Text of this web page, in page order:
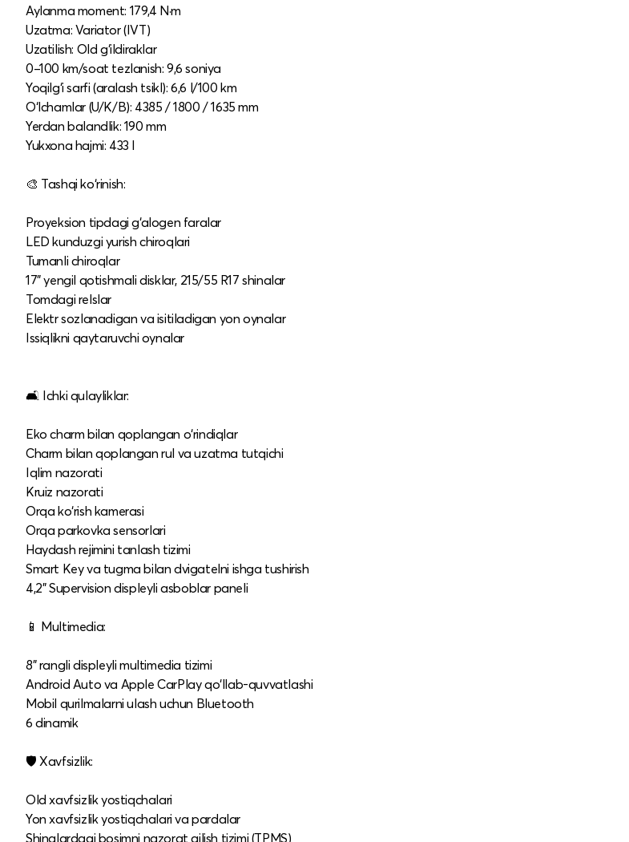
Aylanma moment: 179,4 N·m
Uzatma: Variator (IVT)
Uzatilish: Old g‘ildiraklar
0–100 km/soat tezlanish: 9,6 soniya
Yoqilg‘i sarfi (aralash tsikl): 6,6 l/100 km
O‘lchamlar (U/K/B): 4385 / 1800 / 1635 mm
Yerdan balandlik: 190 mm
Yukxona hajmi: 433 l
🎨 Tashqi ko‘rinish:
Proyeksion tipdagi g‘alogen faralar
LED kunduzgi yurish chiroqlari
Tumanli chiroqlar
17" yengil qotishmali disklar, 215/55 R17 shinalar
Tomdagi relslar
Elektr sozlanadigan va isitiladigan yon oynalar
Issiqlikni qaytaruvchi oynalar
🛋️ Ichki qulayliklar:
Eko charm bilan qoplangan o‘rindiqlar
Charm bilan qoplangan rul va uzatma tutqichi
Iqlim nazorati
Kruiz nazorati
Orqa ko‘rish kamerasi
Orqa parkovka sensorlari
Haydash rejimini tanlash tizimi
Smart Key va tugma bilan dvigatelni ishga tushirish
4,2" Supervision displeyli asboblar paneli
📱 Multimedia:
8" rangli displeyli multimedia tizimi
Android Auto va Apple CarPlay qo‘llab-quvvatlashi
Mobil qurilmalarni ulash uchun Bluetooth
6 dinamik
🛡️ Xavfsizlik:
Old xavfsizlik yostiqchalari
Yon xavfsizlik yostiqchalari va pardalar
Shinalardagi bosimni nazorat qilish tizimi (TPMS)